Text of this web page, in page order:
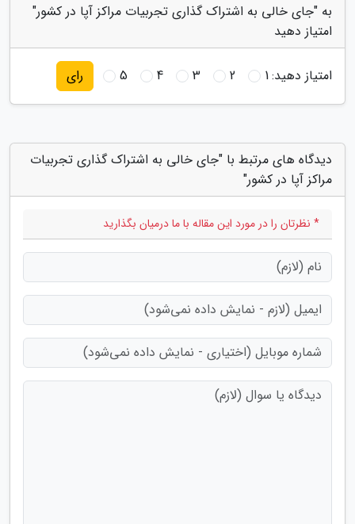
به "جای خالی به اشتراک گذاری تجربیات مراکز آپا در کشور"
امتیاز دهید
امتیاز دهید:1
2
3
4
5 رای
دیدگاه های مرتبط با "جای خالی به اشتراک گذاری تجربیات
مراکز آپا در کشور"
* نظرتان را در مورد این مقاله با ما درمیان بگذارید